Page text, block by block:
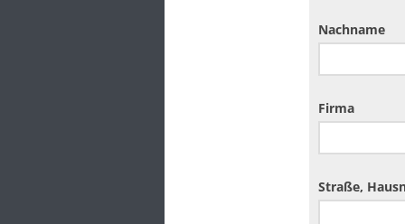
Nachname
Firma
Straße,